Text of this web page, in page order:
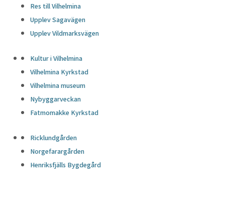
Res till Vilhelmina
Upplev Sagavägen
Upplev Vildmarksvägen
Kultur i Vilhelmina
Vilhelmina Kyrkstad
Vilhelmina museum
Nybyggarveckan
Fatmomakke Kyrkstad
Ricklundgården
Norgefarargården
Henriksfjälls Bygdegård